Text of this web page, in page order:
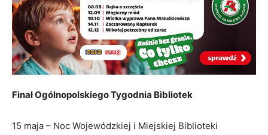
Finał Ogólnopolskiego Tygodnia Bibliotek
15 maja – Noc Wojewódzkiej i Miejskiej Biblioteki